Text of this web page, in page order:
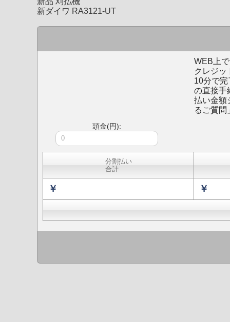
新ダイワ RA3121-UT
WEB上
クレジ
10分で
の直接手
払い金額
るご質
頭金(円):
分割払い
合計
￥ ￥